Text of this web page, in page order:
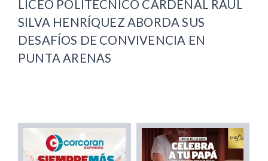
LICEO POLITÉCNICO CARDENAL RAÚL
SILVA HENRÍQUEZ ABORDA SUS
DESAFÍOS DE CONVIVENCIA EN
PUNTA ARENAS